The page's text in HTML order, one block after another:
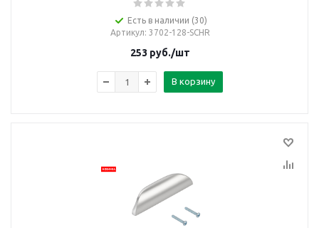
Есть в наличии (30)
Артикул: 3702-128-SCHR
253 руб./шт
В корзину